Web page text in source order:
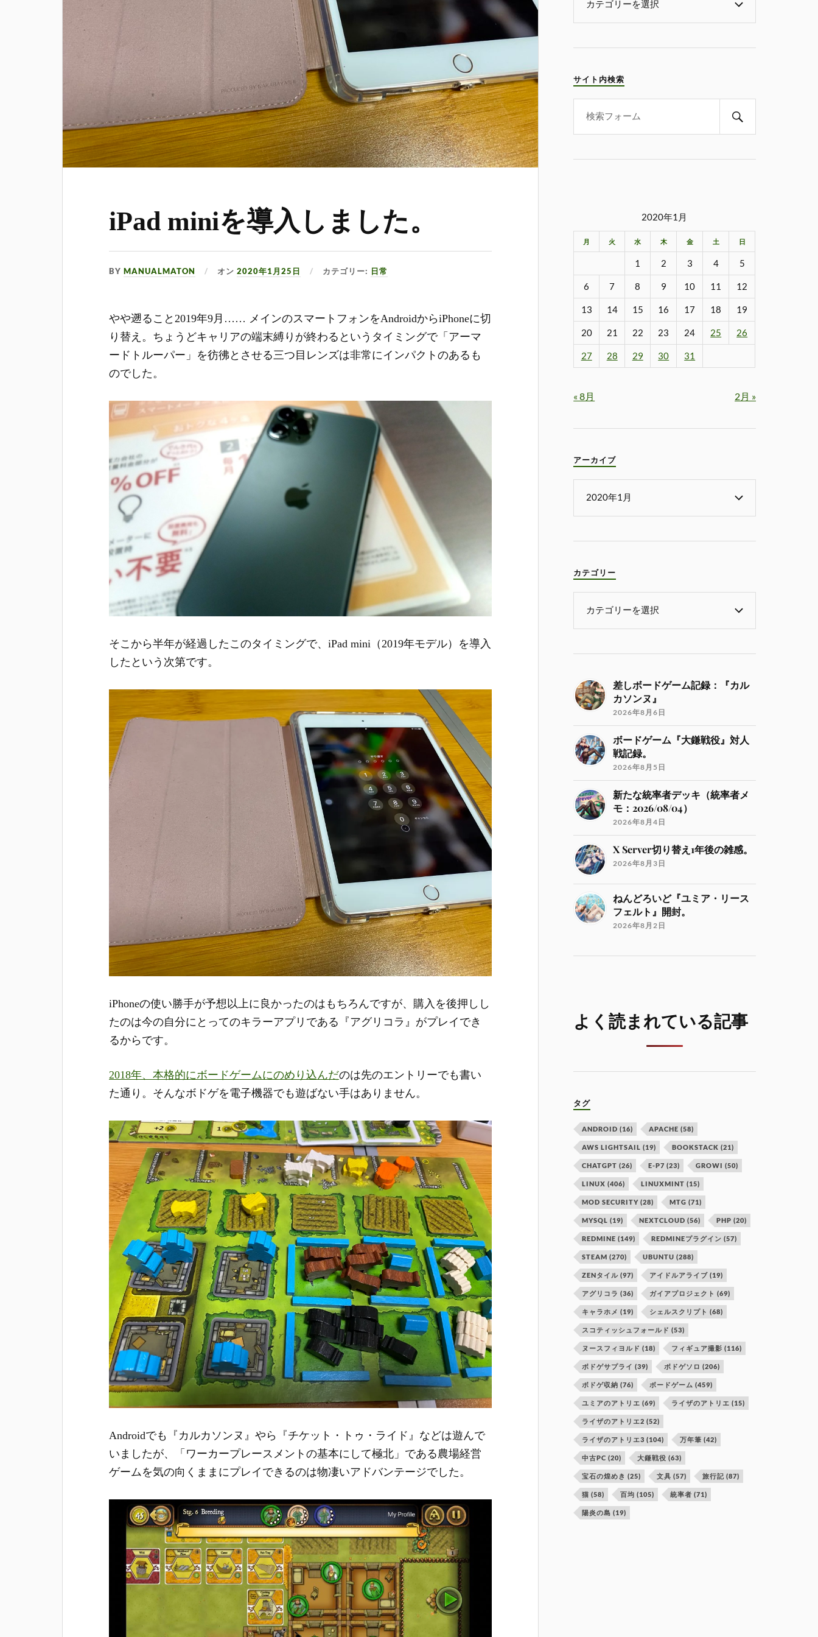
iPad miniを導入しました。
BYMANUALMATON オン2020年1月25日 カテゴリー: 日常
やや遡ること2019年9月…… メインのスマートフォンをAndroidからiPhoneに切
り替え。ちょうどキャリアの端末縛りが終わるというタイミングで「 アーマ
ード トルーパー」を彷彿とさせる三つ目レンズは非常にインパクトのあるも
のでした。
そこから半年が経過したこのタイミングで、iPad mini（2019年モデル）を導入
したという次第です。
iPhoneの使い勝手が予想以上に良かったのはもちろんですが、購入を後押しし
たのは今の自分にとってのキラーアプリである『アグリコラ』がプレイでき
るからです。
2018年、本格的にボードゲームにのめり込んだのは先のエントリーでも書い
た通り。そんなボドゲを電子機器でも遊ばない手はありません。
Androidでも『カルカソンヌ』やら『チケット・トゥ・ライド』などは遊んで
いましたが、「ワーカープレースメントの基本にして極北」である農場経営
ゲームを気の向くままにプレイできるのは物凄いアドバンテージでした。
サイト内検索
2020年1月
月 火 水 木 金 土 日
1 2 3 4 5
6 7 8 9 10 11 12
13 14 15 16 17 18 19
20 21 22 23 24 25 26
27 28 29 30 31
« 8月 2月 »
アーカイブ
カテゴリー
差しボードゲーム記録：『カル
カソンヌ』
2026年8月6日
ボードゲーム『大鎌戦役』対人
戦記録。
2026年8月5日
新たな統率者デッキ（統率者メ
モ：2026/08/04）
2026年8月4日
X Server切り替え1年後の雑感。
2026年8月3日
ねんどろいど『ユミア・リース
フェルト』開封。
2026年8月2日
よく読まれている記事
タグ
ANDROID (16) APACHE (58)
AWS LIGHTSAIL (19) BOOKSTACK (21)
CHATGPT (26) E-P7 (23) GROWI (50)
LINUX (406) LINUXMINT (15)
MOD SECURITY (28) MTG (71)
MYSQL (19) NEXTCLOUD (56) PHP (20)
REDMINE (149) REDMINEプラグイン (57)
STEAM (270) UBUNTU (288)
ZENタイル (97) アイドルアライブ (19)
アグリコラ (36) ガイアプロジェクト (69)
キャラホメ (19) シェルスクリプト (68)
スコティッシュフォールド (53)
ヌースフィヨルド (18) フィギュア撮影 (116)
ボドゲサプライ (39) ボドゲソロ (206)
ボドゲ収納 (76) ボードゲーム (459)
ユミアのアトリエ (69) ライザのアトリエ (15)
ライザのアトリエ2 (52)
ライザのアトリエ3 (104) 万年筆 (42)
中古PC (20) 大鎌戦役 (63)
宝石の煌めき (25) 文具 (57) 旅行記 (87)
猫 (58) 百均 (105) 統率者 (71)
陽炎の島 (19)